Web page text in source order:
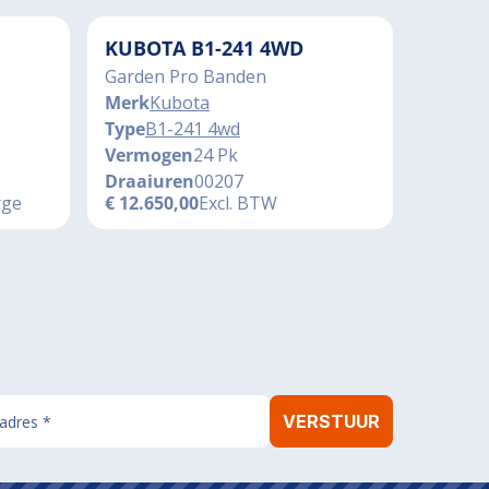
KUBOTA B1-241 4WD
Garden Pro Banden
MerkKubota
TypeB1-241 4wd
Vermogen24 Pk
Draaiuren00207
€ 12.650,00Excl. BTW